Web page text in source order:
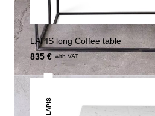
LAPIS long Coffee table
835 € with VAT.
LAPIS